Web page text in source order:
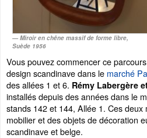
Miroir en chêne massif de forme libre,
Suède 1956
Vous pouvez commencer ce
design scandinave dans le marché
des allées 1 et 6. Rémy Labergère
installés depuis des années dans le
stands 142 et 144, Allée 1. Ces
mobilier et des objets de décoration
scandinave et belge.